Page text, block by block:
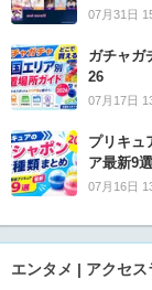
07月31日
ガチャガ
26
07月17日
プリキュ
ア最新9選
07月16日
エンタメ | アクセ